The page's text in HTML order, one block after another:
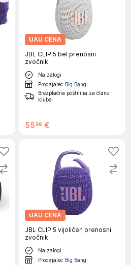
UAU CENA
JBL CLIP 5 bel prenosni
zvočnik
Na zalogi
Prodajalec Big Bang
Brezplačna poštnina za člane
kluba
55 99 €
UAU CENA
JBL CLIP 5 vijoličen prenosni
zvočnik
Na zalogi
Prodajalec Big Bang